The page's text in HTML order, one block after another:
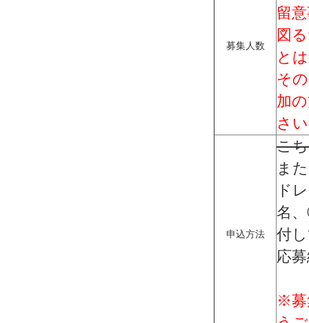
募集人数
留
図
と
そ
加
さ
申込方法
こ
ま
ド
名
付
応
※募